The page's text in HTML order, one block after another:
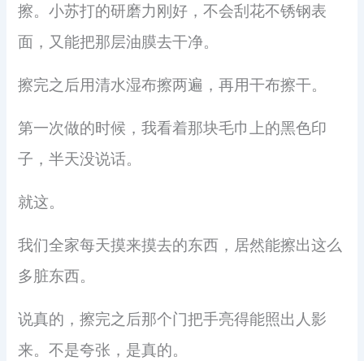
擦。小苏打的研磨力刚好，不会刮花不锈钢表
面，又能把那层油膜去干净。
擦完之后用清水湿布擦两遍，再用干布擦干。
第一次做的时候，我看着那块毛巾上的黑色印
子，半天没说话。
就这。
我们全家每天摸来摸去的东西，居然能擦出这么
多脏东西。
说真的，擦完之后那个门把手亮得能照出人影
来。不是夸张，是真的。